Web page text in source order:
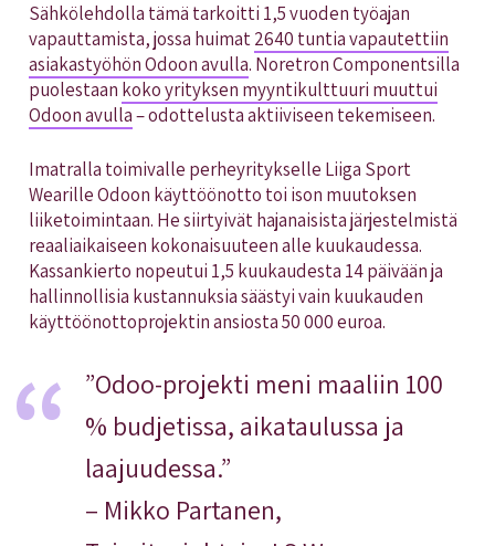
Sähkölehdolla tämä tarkoitti 1,5 vuoden työajan
vapauttamista, jossa huimat2640 tuntia vapautettiin
asiakastyöhön Odoon avulla. Noretron Componentsilla
puolestaan koko yrityksen myyntikulttuuri muuttui
Odoon avulla– odottelusta aktiiviseen tekemiseen.
Imatralla toimivalle perheyritykselle Liiga Sport
Wearille Odoon käyttöönotto toi ison muutoksen
liiketoimintaan. He siirtyivät hajanaisista järjestelmistä
reaaliaikaiseen kokonaisuuteen alle kuukaudessa.
Kassankierto nopeutui 1,5 kuukaudesta 14 päivään ja
hallinnollisia kustannuksia säästyi vain kuukauden
käyttöönottoprojektin ansiosta 50 000 euroa.
”Odoo-projekti meni maaliin 100
% budjetissa, aikataulussa ja
laajuudessa.”
– Mikko Partanen,